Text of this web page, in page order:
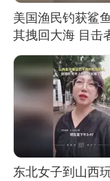
美国渔民钓获鲨
其拽回大海 目击
震惊 （视频来源
消息）
东北女子到山西